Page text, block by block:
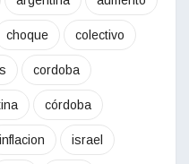
choque colectivo
cordoba
córdoba
inflacion israel